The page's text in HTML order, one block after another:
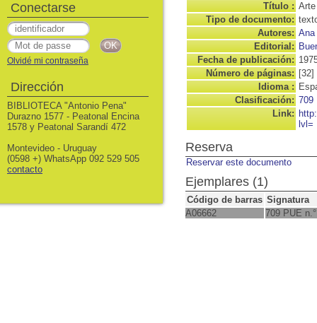
Título :
Tipo de documento:
Autores: Ana
Editorial:
Fecha de publicación:
Número de páginas: [32]
Idioma :
Clasificación: 709
Link:
lvl=
Reserva
Reservar este documento
Ejemplares (1)
Código de barras Signatura
A06662
709 PUE
Conectarse
Olvidé mi contraseña
Dirección
BIBLIOTECA "Antonio Pena"
Durazno 1577 - Peatonal Encina
1578 y Peatonal Sarandí 472
Montevideo - Uruguay
(0598 +) WhatsApp 092 529 505
contacto